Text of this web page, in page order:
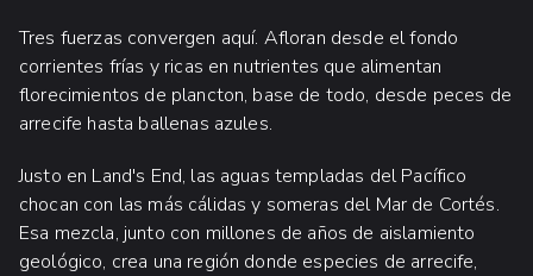
Tres fuerzas convergen aquí. Afloran desde el fondo
corrientes frías y ricas en nutrientes que alimentan
florecimientos de plancton, base de todo, desde peces de
arrecife hasta ballenas azules.
Justo en Land's End, las aguas templadas del Pacífico
chocan con las más cálidas y someras del Mar de Cortés.
Esa mezcla, junto con millones de años de aislamiento
geológico, crea una región donde especies de arrecife,